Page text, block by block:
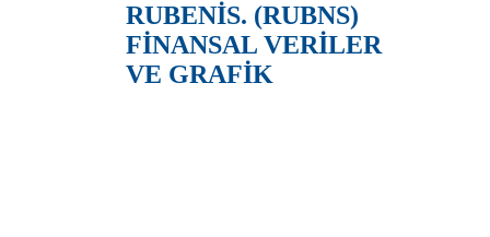
RUBENİS. (RUBNS)
FİNANSAL VERİLER
VE GRAFİK